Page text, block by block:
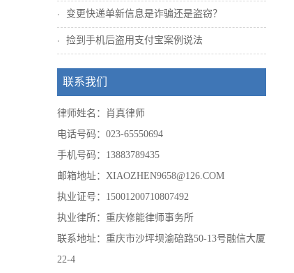
变更快递单新信息是诈骗还是盗窃？
捡到手机后盗用支付宝案例说法
联系我们
律师姓名：肖真律师
电话号码：023-65550694
手机号码：13883789435
邮箱地址：XIAOZHEN9658@126.COM
执业证号：15001200710807492
执业律所：重庆修能律师事务所
联系地址：重庆市沙坪坝渝碚路50-13号融信大厦
22-4